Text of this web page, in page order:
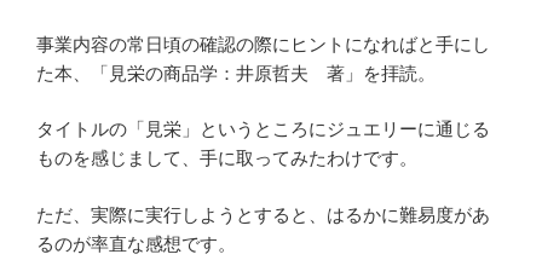
事業内容の常日頃の確認の際にヒントになればと手にし
た本、「見栄の商品学：井原哲夫 著」を拝読。
タイトルの「見栄」というところにジュエリーに通じる
ものを感じまして、手に取ってみたわけです。
ただ、実際に実行しようとすると、はるかに難易度があ
るのが率直な感想です。